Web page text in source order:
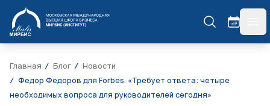
МИРБИС
Главная Блог
Новости
Федор Федоров для Forbes. «Требует ответа: четыре
необходимых вопроса для руководителей сегодня»